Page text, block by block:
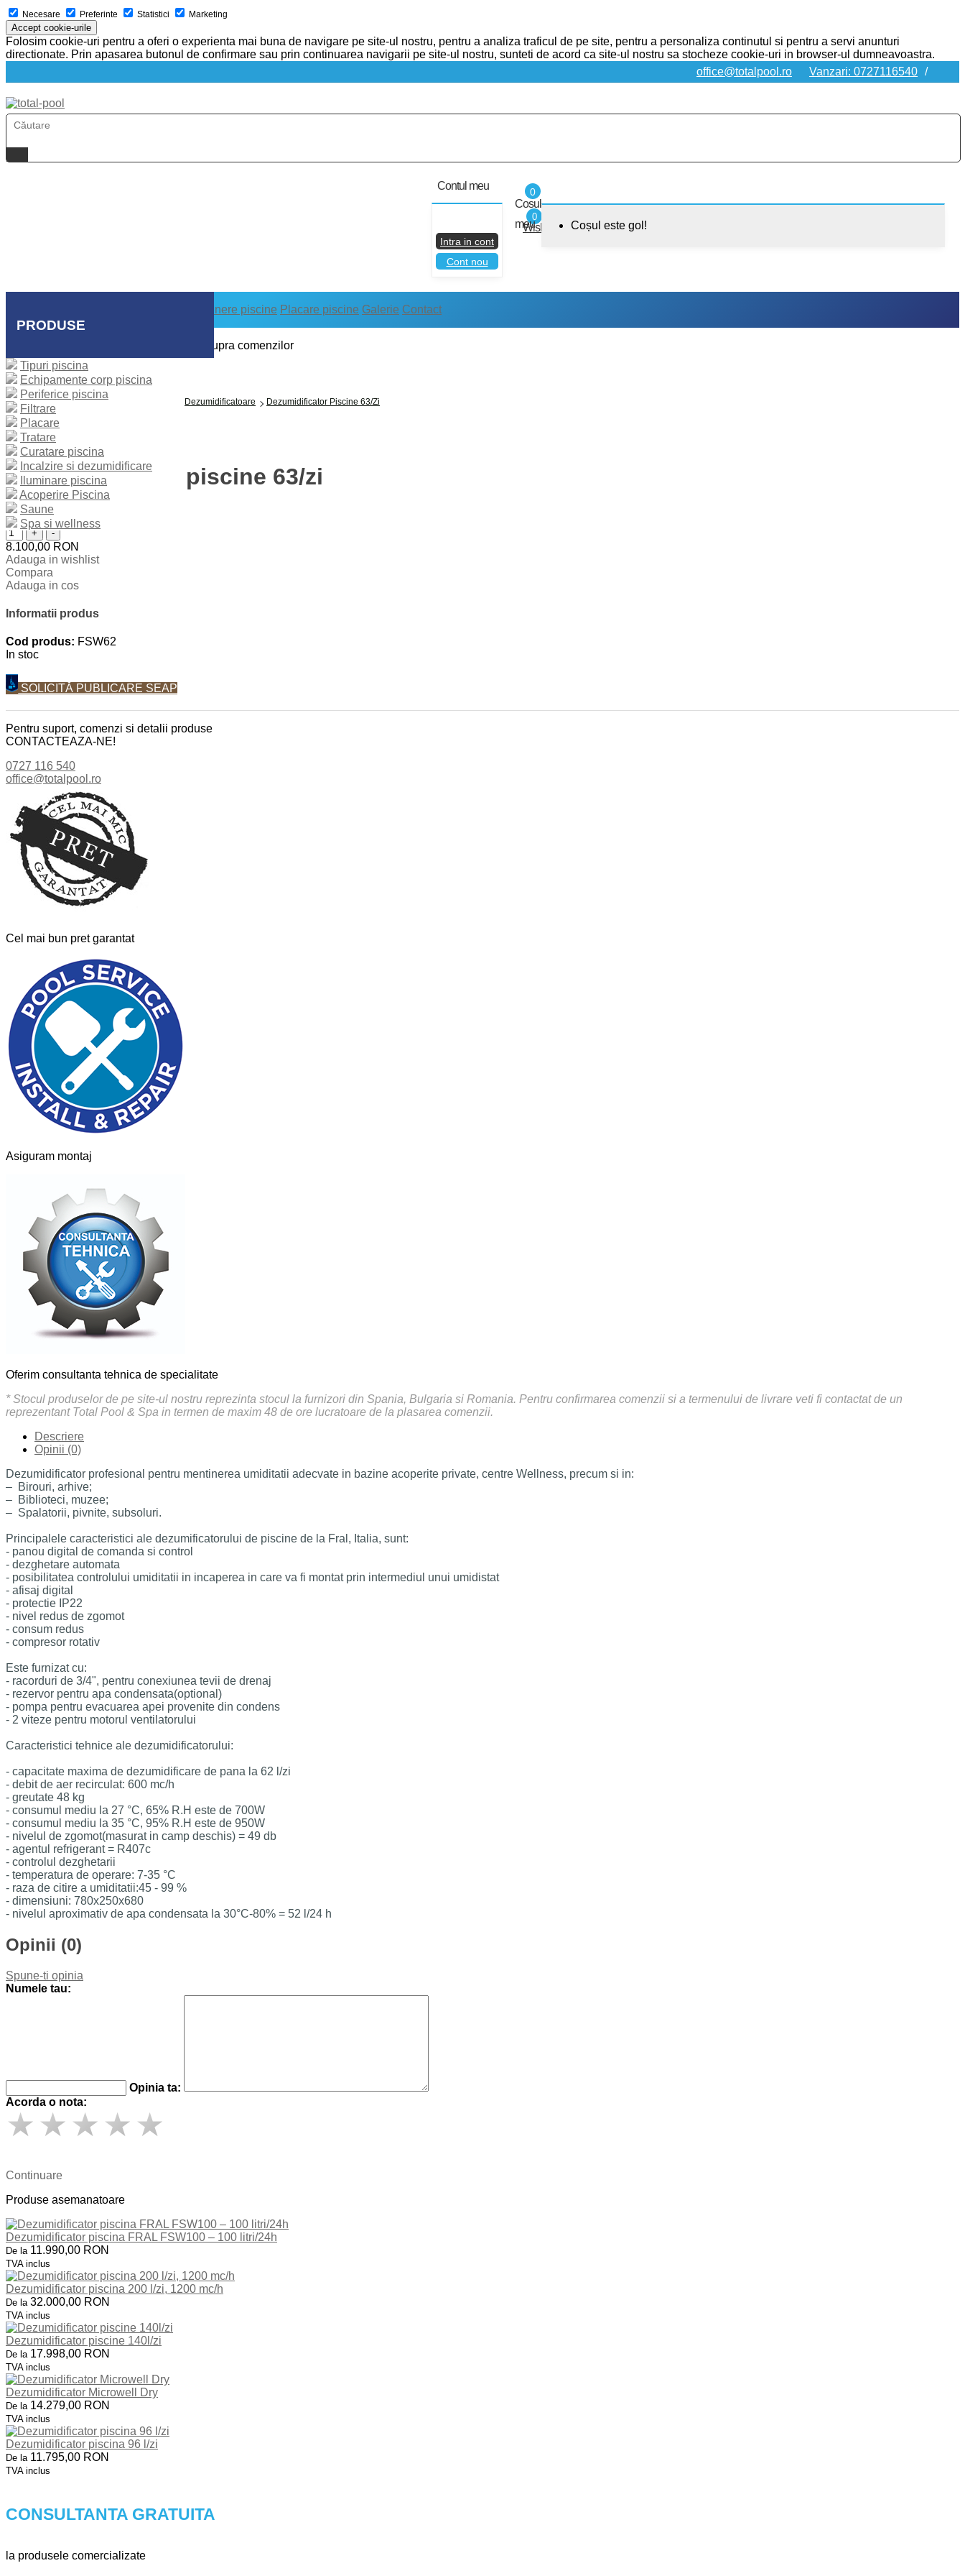
Necesare Preferinte Statistici Marketing
Accept cookie-urile
Folosim cookie-uri pentru a oferi o experienta mai buna de navigare pe site-ul nostru, pentru a analiza traficul de pe site, pentru a personaliza continutul si pentru a servi anunturi
directionate. Prin apasarea butonul de confirmare sau prin continuarea navigarii pe site-ul nostru, sunteti de acord ca site-ul nostru sa stocheze cookie-uri in browser-ul dumneavoastra.
office@totalpool.ro
Vanzari: 0727116540 /
Contul meu
Intra in cont
Cont nou
0
Wishlist
0
Cosul
meu
Coșul este gol!
PRODUSE
Tipuri piscina
Echipamente corp piscina
Periferice piscina
Filtrare
Placare
Tratare
Curatare piscina
Incalzire si dezumidificare
Iluminare piscina
Acoperire Piscina
Saune
Spa si wellness
Intretinere piscine Placare piscine Galerie Contact
Intra in contul tau si ai control complet asupra comenzilor
Logare
Cont nou
Prima Pagină Incalzire Si Dezumidificare Dezumidificatoare Dezumidificator Piscine 63/zi
Dezumidificator piscine 63/zi
Cantitate:
+ -
8.100,00 RON
Adauga in wishlist
Compara
Adauga in cos
Informatii produs
Cod produs: FSW62
In stoc
SOLICITĂ PUBLICARE SEAP
Pentru suport, comenzi si detalii produse
CONTACTEAZA-NE!
0727 116 540
office@totalpool.ro
Cel mai bun pret garantat
Asiguram montaj
Oferim consultanta tehnica de specialitate
* Stocul produselor de pe site-ul nostru reprezinta stocul la furnizori din Spania, Bulgaria si Romania. Pentru confirmarea comenzii si a termenului de livrare veti fi contactat de un
reprezentant Total Pool & Spa in termen de maxim 48 de ore lucratoare de la plasarea comenzii.
Descriere
Opinii (0)
Dezumidificator profesional pentru mentinerea umiditatii adecvate in bazine acoperite private, centre Wellness, precum si in:
– Birouri, arhive;
– Biblioteci, muzee;
– Spalatorii, pivnite, subsoluri.
Principalele caracteristici ale dezumificatorului de piscine de la Fral, Italia, sunt:
- panou digital de comanda si control
- dezghetare automata
- posibilitatea controlului umiditatii in incaperea in care va fi montat prin intermediul unui umidistat
- afisaj digital
- protectie IP22
- nivel redus de zgomot
- consum redus
- compresor rotativ
Este furnizat cu:
- racorduri de 3/4", pentru conexiunea tevii de drenaj
- rezervor pentru apa condensata(optional)
- pompa pentru evacuarea apei provenite din condens
- 2 viteze pentru motorul ventilatorului
Caracteristici tehnice ale dezumidificatorului:
- capacitate maxima de dezumidificare de pana la 62 l/zi
- debit de aer recirculat: 600 mc/h
- greutate 48 kg
- consumul mediu la 27 °C, 65% R.H este de 700W
- consumul mediu la 35 °C, 95% R.H este de 950W
- nivelul de zgomot(masurat in camp deschis) = 49 db
- agentul refrigerant = R407c
- controlul dezghetarii
- temperatura de operare: 7-35 °C
- raza de citire a umiditatii:45 - 99 %
- dimensiuni: 780x250x680
- nivelul aproximativ de apa condensata la 30°C-80% = 52 l/24 h
Opinii (0)
Spune-ti opinia
Numele tau:
Opinia ta:
Acorda o nota:
Continuare
Produse asemanatoare
Dezumidificator piscina FRAL FSW100 – 100 litri/24h
De la 11.990,00 RON
TVA inclus
Dezumidificator piscina 200 l/zi, 1200 mc/h
De la 32.000,00 RON
TVA inclus
Dezumidificator piscine 140l/zi
De la 17.998,00 RON
TVA inclus
Dezumidificator Microwell Dry
De la 14.279,00 RON
TVA inclus
Dezumidificator piscina 96 l/zi
De la 11.795,00 RON
TVA inclus
CONSULTANTA GRATUITA
la produsele comercializate